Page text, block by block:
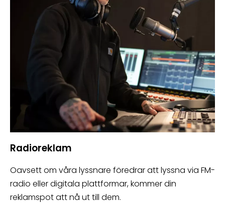
Radioreklam
Oavsett om våra lyssnare föredrar att lyssna via FM-
radio eller digitala plattformar, kommer din
reklamspot att nå ut till dem.